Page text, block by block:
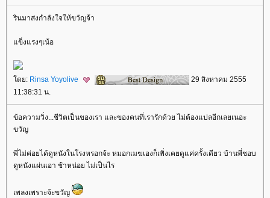
รินมาส่งกำลังใจให้ขวัญจ้า
ข็งแรงๆเน้อ
ดย: Rinsa Yoyolive
29 สิงหาคม 2555
11:38:31 น.
ข้อความวิ่ง...ชีวิตเป็นของเรา และของคนที่เรารักด้วย ไม่ต้องแปลอีกเลยเนอะ
ขวัญ
พี่ไม่ค่อยได้ดูหนังในโรงหรอกจ้ะ หมอกเมฆเองก็เพิ่งเคยดูแค่ครั้งเดียว บ้านพี่ชอบ
ดูหนังแผ่นเอา ช้าหน่อย ไม่เป็นไร
เพลงเพราะจ้ะขวัญ